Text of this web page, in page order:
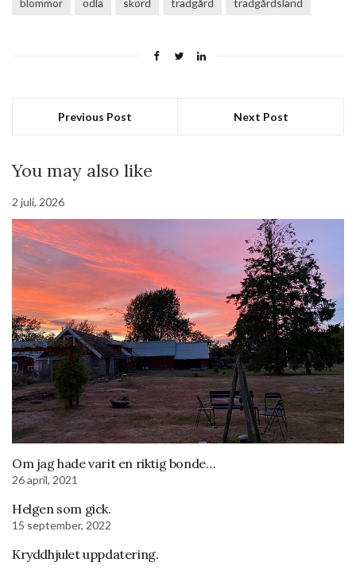
blommor odla skörd trädgård trädgårdsland
Previous Post Next Post
You may also like
2 juli, 2026
Om jag hade varit en riktig bonde…
26 april, 2021
Helgen som gick.
15 september, 2022
Kryddhjulet uppdatering.